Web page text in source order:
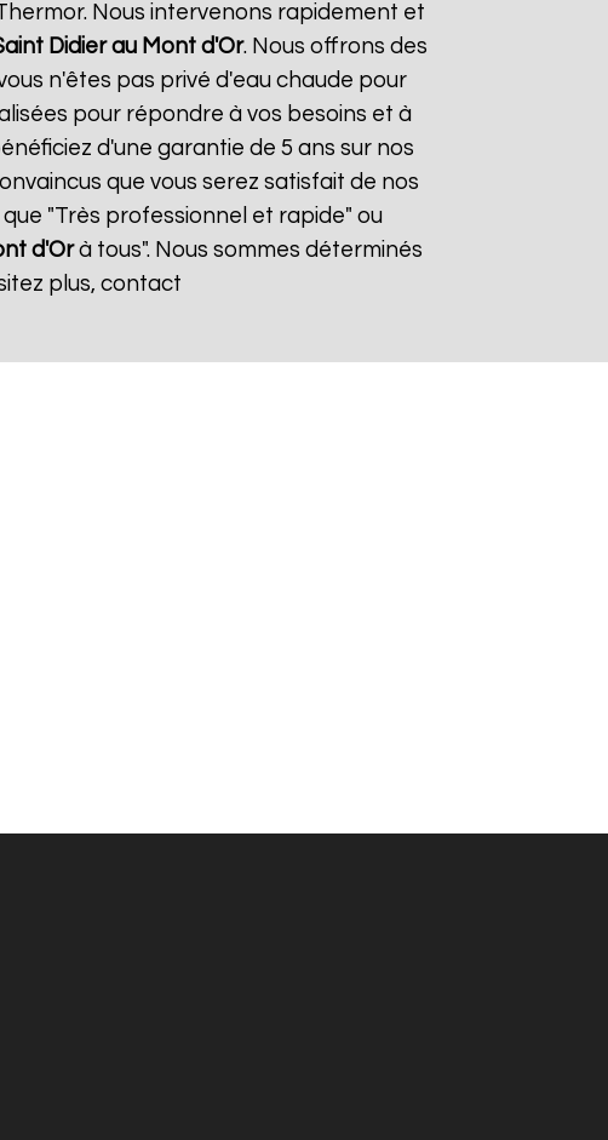
Nous intervenons rapidement et
Didier au Mont d'Or. Nous offrons des
n'êtes pas privé d'eau chaude pour
pour répondre à vos besoins et à
d'une garantie de 5 ans sur nos
que vous serez satisfait de nos
"Très professionnel et rapide" ou
d'Orà tous". Nous sommes déterminés
plus, contact